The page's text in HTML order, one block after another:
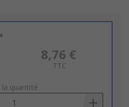
8,76 €
TTC
la quantité